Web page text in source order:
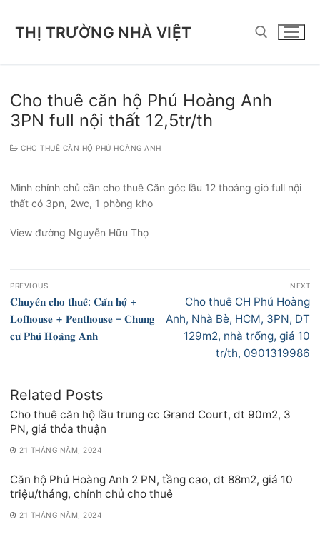
THỊ TRƯỜNG NHÀ VIỆT
Cho thuê căn hộ Phú Hoàng Anh
3PN full nội thất 12,5tr/th
CHO THUÊ CĂN HỘ PHÚ HOÀNG ANH
Mình chính chủ cần cho thuê Căn góc lầu 12 thoáng gió full nội
thất có 3pn, 2wc, 1 phòng kho
View đường Nguyễn Hữu Thọ
Điều
hướng
bài
viết
PREVIOUS
Previous
post:
𝐂𝐡𝐮𝐲𝐞̂𝐧 𝐜𝐡𝐨 𝐭𝐡𝐮𝐞̂: 𝐂𝐚̆𝐧 𝐡𝐨̣̂ +
𝐋𝐨𝐟𝐡𝐨𝐮𝐬𝐞 + 𝐏𝐞𝐧𝐭𝐡𝐨𝐮𝐬𝐞 – 𝐂𝐡𝐮𝐧𝐠
𝐜𝐮̛ 𝐏𝐡𝐮́ 𝐇𝐨𝐚̀𝐧𝐠 𝐀𝐧𝐡
NEXT
Next
post:
Cho thuê CH Phú Hoàng
Anh, Nhà Bè, HCM, 3PN, DT
129m2, nhà trống, giá 10
tr/th, 0901319986
Related Posts
Cho thuê căn hộ lầu trung cc Grand Court, dt 90m2, 3
PN, giá thỏa thuận
21 THÁNG NĂM, 2024
Căn hộ Phú Hoàng Anh 2 PN, tầng cao, dt 88m2, giá 10
triệu/tháng, chính chủ cho thuê
21 THÁNG NĂM, 2024